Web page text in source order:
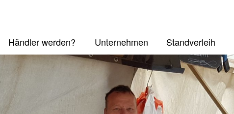
Händler werden? Unternehmen Standverleih